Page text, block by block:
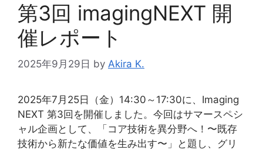
第3回 imagingNEXT 開
催レポート
2025年9月29日 by Akira K.
2025年7月25日（金）14:30～17:30に、Imaging
NEXT 第3回を開催しました。今回はサマースペシ
ャル企画として、「コア技術を異分野へ！〜既存
技術から新たな価値を生み出す〜」と題し、グリ